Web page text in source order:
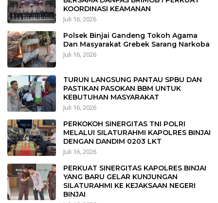
KOORDINASI KEAMANAN
Juli 16, 2026
Polsek Binjai Gandeng Tokoh Agama
Dan Masyarakat Grebek Sarang Narkoba
Juli 16, 2026
TURUN LANGSUNG PANTAU SPBU DAN
PASTIKAN PASOKAN BBM UNTUK
KEBUTUHAN MASYARAKAT
Juli 16, 2026
PERKOKOH SINERGITAS TNI POLRI
MELALUI SILATURAHMI KAPOLRES BINJAI
DENGAN DANDIM 0203 LKT
Juli 16, 2026
PERKUAT SINERGITAS KAPOLRES BINJAI
YANG BARU GELAR KUNJUNGAN
SILATURAHMI KE KEJAKSAAN NEGERI
BINJAI